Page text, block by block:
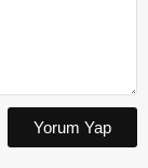
Yorum Yap